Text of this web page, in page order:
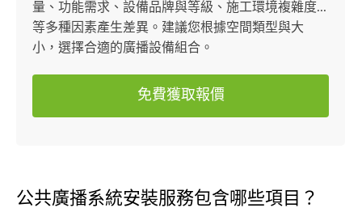
量、功能需求、設備品牌與等級、施工環境複雜度...
等多種因素產生差異。建議您根據空間類型與大
小，選擇合適的廣播設備組合。
免費獲取報價
公共廣播系統安裝服務包含哪些項目？